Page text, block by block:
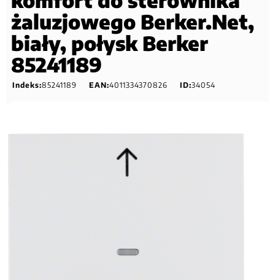
żaluzjowego Berker.Net,
biały, połysk Berker
85241189
Indeks:85241189 EAN:4011334370826 ID:34054